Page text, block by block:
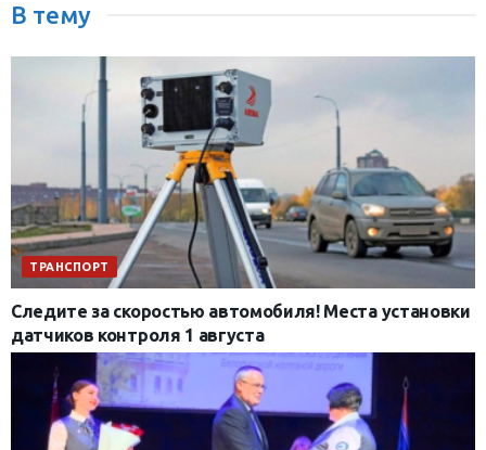
В тему
ТРАНСПОРТ
Следите за скоростью автомобиля! Места установки
датчиков контроля 1 августа